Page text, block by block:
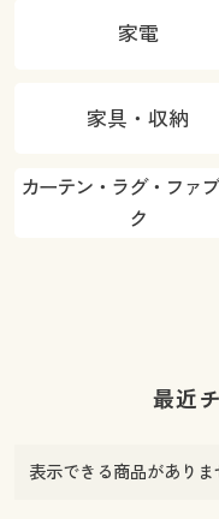
家電
家具・収納
カーテン・ラグ・ファ
ク
最近
表示できる商品がありま